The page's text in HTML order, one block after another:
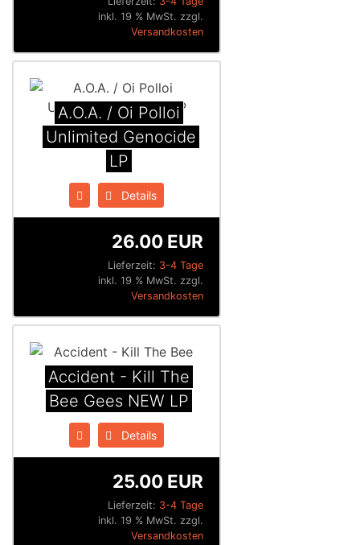
inkl. 19 % MwSt. zzgl.
Versandkosten
A.O.A. / Oi Polloi
Unlimited Genocide
LP
Details
Lieferzeit: 3-4 Tage
26.00 EUR
inkl. 19 % MwSt. zzgl.
Versandkosten
Accident - Kill The
Bee Gees NEW LP
Details
Lieferzeit: 3-4 Tage
25.00 EUR
inkl. 19 % MwSt. zzgl.
Versandkosten